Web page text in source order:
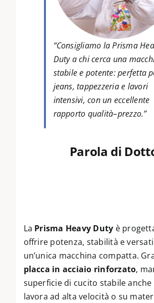
“Consigliamo la Prisma
Duty a chi cerca una
stabile e potente: perfetta
jeans, tappezzeria e lavori
intensivi, con un eccellente
rapporto qualità–prezzo.”
Parola di
La Prisma Heavy Duty è
offrire potenza, stabilità e
un’unica macchina compatta.
placca in acciaio rinforzato,
superficie di cucito stabile
lavora ad alta velocità o su